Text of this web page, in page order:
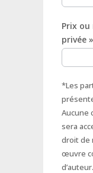
Prix
privée »
*Les
Aucune
sera
droit de
œuvre
d’auteur.